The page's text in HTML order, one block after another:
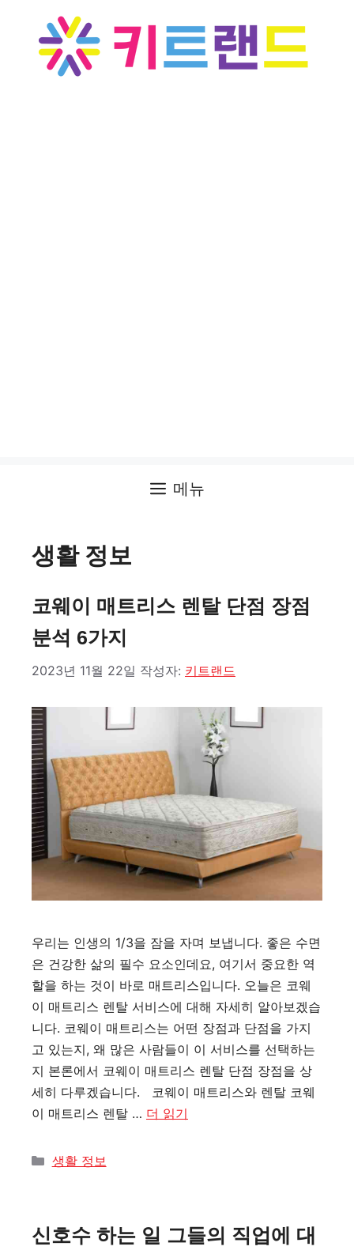
메뉴
생활 정보
코웨이 매트리스 렌탈 단점 장점
분석 6가지
2023년 11월 22일 작성자: 키트랜드
우리는 인생의 1/3을 잠을 자며 보냅니다. 좋은 수면
은 건강한 삶의 필수 요소인데요, 여기서 중요한 역
할을 하는 것이 바로 매트리스입니다. 오늘은 코웨
이 매트리스 렌탈 서비스에 대해 자세히 알아보겠습
니다. 코웨이 매트리스는 어떤 장점과 단점을 가지
고 있는지, 왜 많은 사람들이 이 서비스를 선택하는
지 본론에서 코웨이 매트리스 렌탈 단점 장점을 상
세히 다루겠습니다. 코웨이 매트리스와 렌탈 코웨
이 매트리스 렌탈 … 더 읽기
카
생활 정보
신호수 하는 일 그들의 직업에 대